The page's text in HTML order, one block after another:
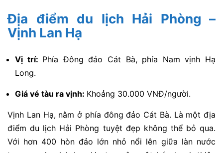
Địa điểm du lịch Hải Phòng –
Vịnh Lan Hạ
Vị trí: Phía Đông đảo Cát Bà, phía Nam vịnh Hạ
Long.
Giá vé tàu ra vịnh: Khoảng 30.000 VNĐ/người.
Vịnh Lan Hạ, nằm ở phía đông đảo Cát Bà. Là một địa
điểm du lịch Hải Phòng tuyệt đẹp không thể bỏ qua.
Với hơn 400 hòn đảo lớn nhỏ nổi lên giữa làn nước